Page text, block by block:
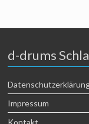
d-drums
Impressum
Kontakt